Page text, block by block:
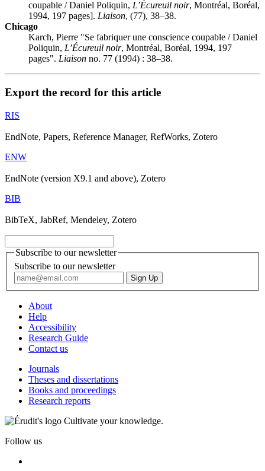
coupable / Daniel Poliquin, L’Écureuil noir, Montréal, Boréal,
1994, 197 pages]. Liaison, (77), 38–38.
Chicago
Karch, Pierre "Se fabriquer une conscience coupable / Daniel
Poliquin, L’Écureuil noir, Montréal, Boréal, 1994, 197
pages". Liaison no. 77 (1994) : 38–38.
Export the record for this article
RIS
EndNote, Papers, Reference Manager, RefWorks, Zotero
ENW
EndNote (version X9.1 and above), Zotero
BIB
BibTeX, JabRef, Mendeley, Zotero
Subscribe to our newsletter
Subscribe to our newsletter
About
Help
Accessibility
Research Guide
Contact us
Journals
Theses and dissertations
Books and proceedings
Research reports
Cultivate your knowledge.
Follow us